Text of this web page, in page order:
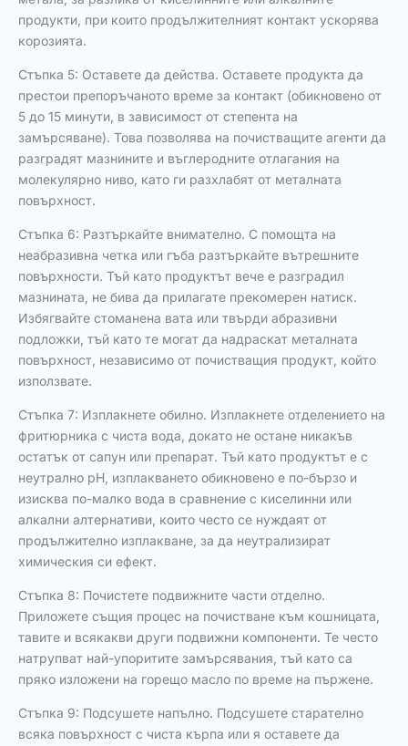
продукти, при които продължителният контакт ускорява
корозията.
Стъпка 5: Оставете да действа. Оставете продукта да
престои препоръчаното време за контакт (обикновено от
5 до 15 минути, в зависимост от степента на
замърсяване). Това позволява на почистващите агенти да
разградят мазнините и въглеродните отлагания на
молекулярно ниво, като ги разхлабят от металната
повърхност.
Стъпка 6: Разтъркайте внимателно. С помощта на
неабразивна четка или гъба разтъркайте вътрешните
повърхности. Тъй като продуктът вече е разградил
мазнината, не бива да прилагате прекомерен натиск.
Избягвайте стоманена вата или твърди абразивни
подложки, тъй като те могат да надраскат металната
повърхност, независимо от почистващия продукт, който
използвате.
Стъпка 7: Изплакнете обилно. Изплакнете отделението на
фритюрника с чиста вода, докато не остане никакъв
остатък от сапун или препарат. Тъй като продуктът е с
неутрално pH, изплакването обикновено е по-бързо и
изисква по-малко вода в сравнение с киселинни или
алкални алтернативи, които често се нуждаят от
продължително изплакване, за да неутрализират
химическия си ефект.
Стъпка 8: Почистете подвижните части отделно.
Приложете същия процес на почистване към кошницата,
тавите и всякакви други подвижни компоненти. Те често
натрупват най-упоритите замърсявания, тъй като са
пряко изложени на горещо масло по време на пържене.
Стъпка 9: Подсушете напълно. Подсушете старателно
всяка повърхност с чиста кърпа или я оставете да